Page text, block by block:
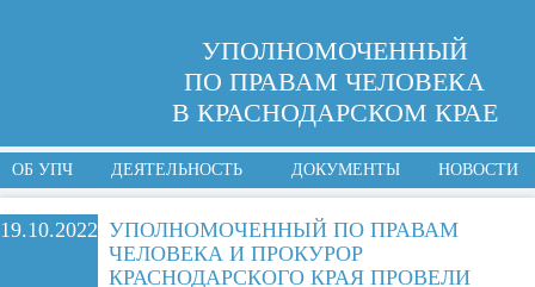
УПОЛНОМОЧЕННЫЙ
ПО ПРАВАМ ЧЕЛОВЕКА
В КРАСНОДАРСКОМ КРАЕ
ОБ УПЧ ДЕЯТЕЛЬНОСТЬ ДОКУМЕНТЫ НОВОСТИ
19.10.2022 УПОЛНОМОЧЕННЫЙ ПО ПРАВАМ
ЧЕЛОВЕКА И ПРОКУРОР
КРАСНОДАРСКОГО КРАЯ ПРОВЕЛИ